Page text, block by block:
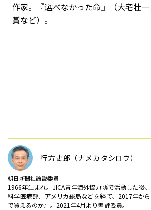
作家。『選べなかった命』（大宅壮
賞など）。
行方史郎（ナメカタシロウ）
朝日新聞社論説委員
1966年生まれ。JICA青年海外協力隊で活動した後
科学医療部、アメリカ総局などを経て、2017年か
で買えるのか』。2021年4月より書評委員。